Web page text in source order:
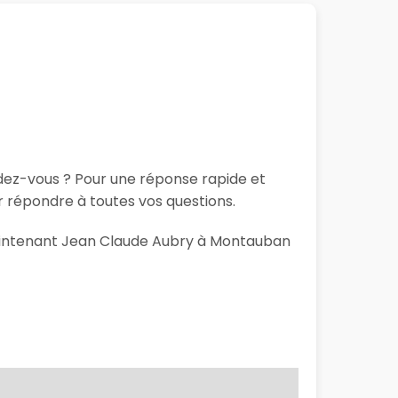
vous ? Pour une réponse rapide et
à toutes vos questions.
Jean Claude Aubry à Montauban